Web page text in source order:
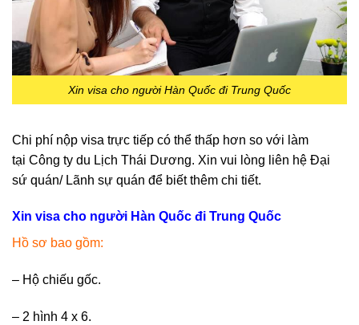
Xin visa cho người Hàn Quốc đi Trung Quốc
Chi phí nộp visa trực tiếp có thể thấp hơn so với làm
tại Công ty du Lịch Thái Dương. Xin vui lòng liên hệ Đại
sứ quán/ Lãnh sự quán để biết thêm chi tiết.
Xin visa cho người Hàn Quốc đi Trung Quốc
Hồ sơ bao gồm:
– Hộ chiếu gốc.
– 2 hình 4 x 6.